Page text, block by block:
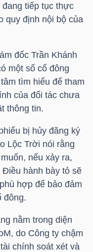
tiếp tục thực
quy định nội bộ của
đốc Trần Khánh
một số cổ đông
tìm hiểu để tham
của đối tác chưa
thông tin.
bị hủy đăng ký
Lộc Trời nói rằng
nếu xảy ra,
Điều hành bày tỏ sẽ
hợp để bảo đảm
đông.
nằm trong diện
do Công ty chậm
chính soát xét và